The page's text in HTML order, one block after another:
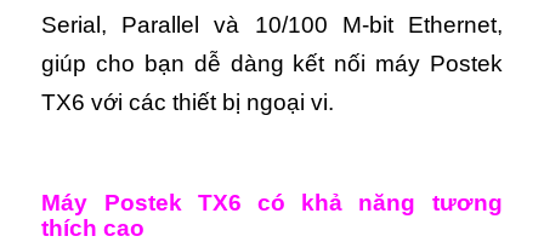
Serial, Parallel và 10/100 M-bit Ethernet,
giúp cho bạn dễ dàng kết nối máy Postek
TX6 với các thiết bị ngoại vi.
Máy Postek TX6 có khả năng tương
thích cao